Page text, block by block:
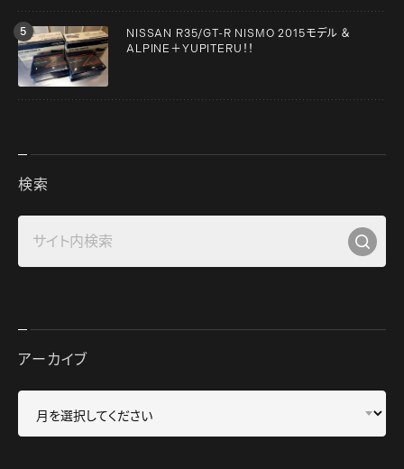
NISSAN R35/GT-R NISMO 2015モデル ＆
ALPINE＋YUPITERU！！
検索
アーカイブ